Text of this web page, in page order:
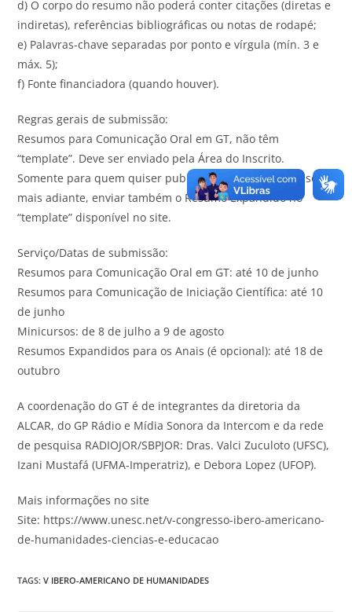
d) O corpo do resumo não poderá conter citações (diretas e
indiretas), referências bibliográficas ou notas de rodapé;
e) Palavras-chave separadas por ponto e vírgula (mín. 3 e
máx. 5);
f) Fonte financiadora (quando houver).
Regras gerais de submissão:
Resumos para Comunicação Oral em GT, não têm
“template”. Deve ser enviado pela Área do Inscrito.
Somente para quem quiser publicar nos Anais, é preciso,
mais adiante, enviar também o Resumo Expandido no
“template” disponível no site.
Serviço/Datas de submissão:
Resumos para Comunicação Oral em GT: até 10 de junho
Resumos para Comunicação de Iniciação Científica: até 10
de junho
Minicursos: de 8 de julho a 9 de agosto
Resumos Expandidos para os Anais (é opcional): até 18 de
outubro
A coordenação do GT é de integrantes da diretoria da
ALCAR, do GP Rádio e Mídia Sonora da Intercom e da rede
de pesquisa RADIOJOR/SBPJOR: Dras. Valci Zuculoto (UFSC),
Izani Mustafá (UFMA-Imperatriz), e Debora Lopez (UFOP).
Mais informações no site
Site: https://www.unesc.net/v-congresso-ibero-americano-
de-humanidades-ciencias-e-educacao
TAGS:V IBERO-AMERICANO DE HUMANIDADES